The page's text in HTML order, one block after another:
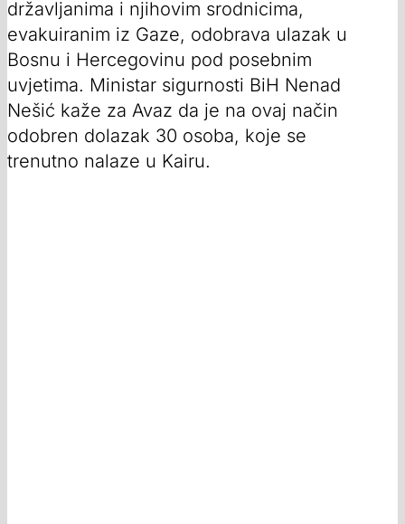
državljanima i njihovim srodnicima,
evakuiranim iz Gaze, odobrava ulazak u
Bosnu i Hercegovinu pod posebnim
uvjetima. Ministar sigurnosti BiH Nenad
Nešić kaže za Avaz da je na ovaj način
odobren dolazak 30 osoba, koje se
trenutno nalaze u Kairu.